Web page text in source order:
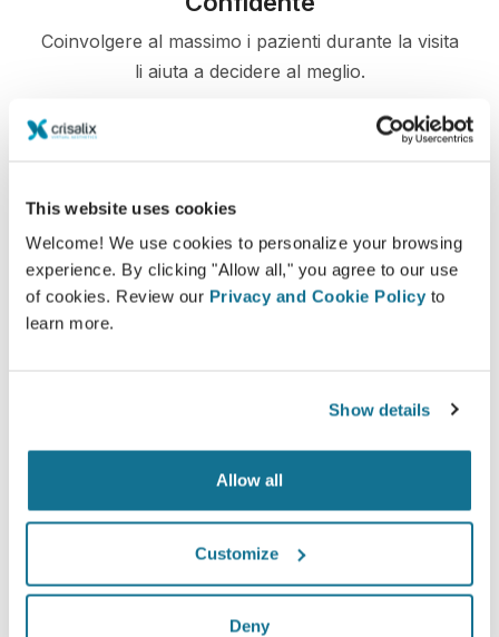
This website uses cookies
Welcome! We use cookies to personalize your browsing
experience. By clicking "Allow all," you agree to our use
of cookies. Review our Privacy and Cookie Policy to
learn more.
Show details
Allow all
Customize
Deny
Coinvolgere al massimo i pazienti durante la visita
li aiuta a decidere al meglio.
Soddisfatto
Il 100% delle donne dichiara di essere soddisfatto
o molto soddisfatto del risultato, se ha utilizzato
Crisalix 3D prima dell'intervento*
2011 con pazienti sottoposte ad una mastoplastica additiva